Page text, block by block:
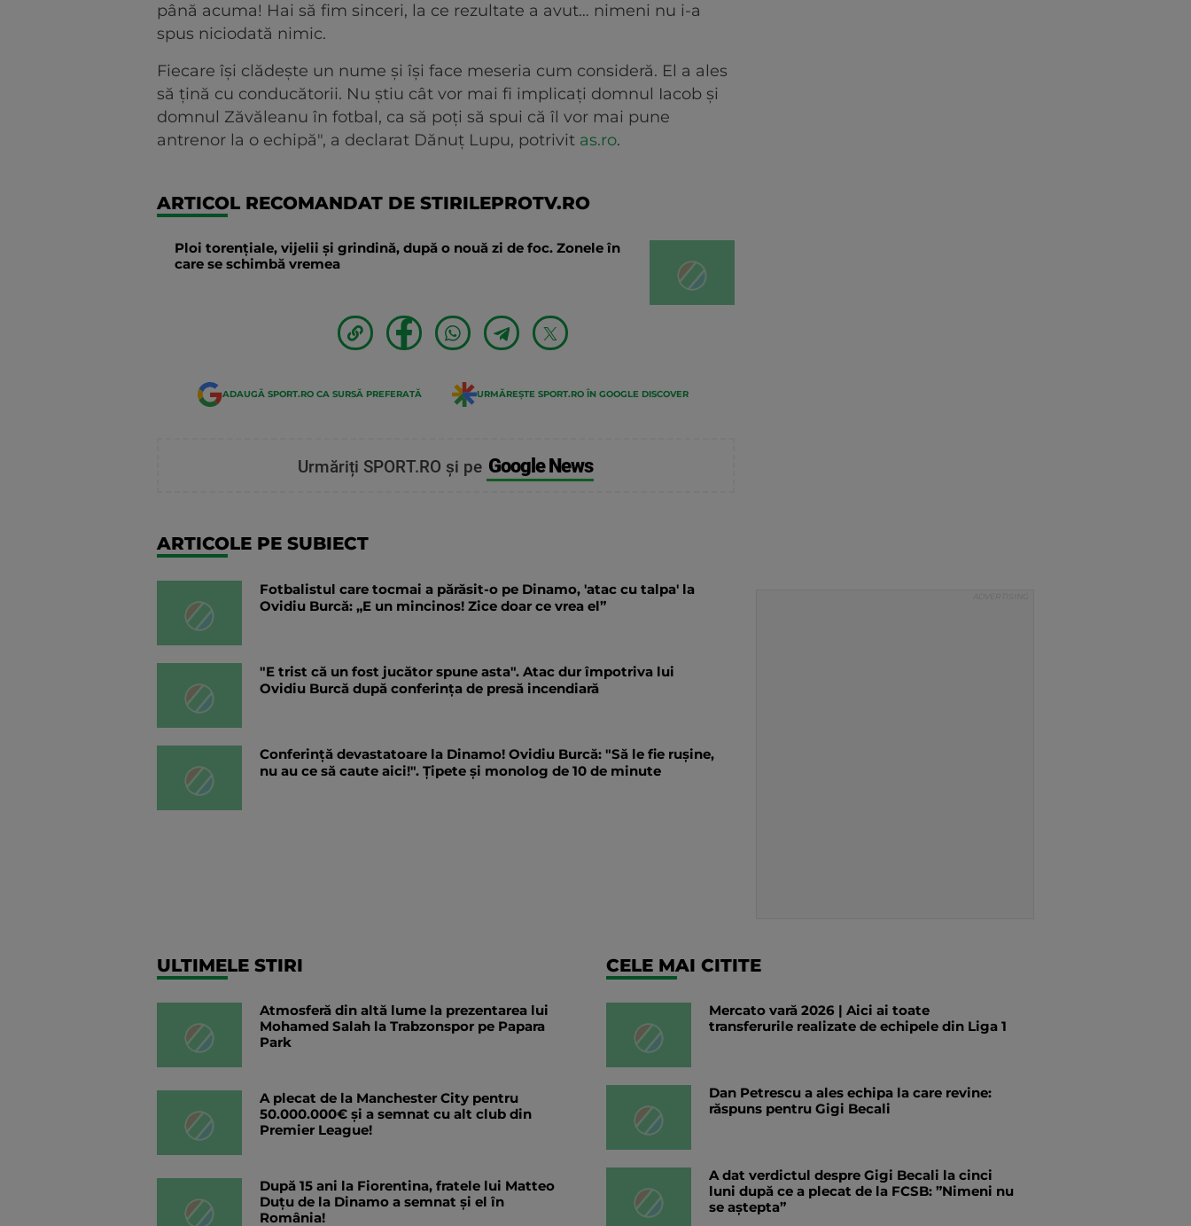
până acuma! Hai să fim sinceri, la ce rezultate a avut… nimeni nu i-a
spus niciodată nimic.
Fiecare își clădește un nume și își face meseria cum consideră. El a ales
să țină cu conducătorii. Nu știu cât vor mai fi implicați domnul Iacob și
domnul Zăvăleanu în fotbal, ca să poți să spui că îl vor mai pune
antrenor la o echipă", a declarat Dănuț Lupu, potrivit as.ro.
ARTICOL RECOMANDAT DE STIRILEPROTV.RO
Ploi torențiale, vijelii și grindină, după o nouă zi de foc. Zonele în
care se schimbă vremea
ADAUGĂ SPORT.RO CA SURSĂ PREFERATĂ URMĂREȘTE SPORT.RO ÎN GOOGLE DISCOVER
Urmăriți SPORT.RO și pe Google News
ARTICOLE PE SUBIECT
Fotbalistul care tocmai a părăsit-o pe Dinamo, 'atac cu talpa' la
Ovidiu Burcă: „E un mincinos! Zice doar ce vrea el”
"E trist că un fost jucător spune asta". Atac dur împotriva lui
Ovidiu Burcă după conferința de presă incendiară
Conferință devastatoare la Dinamo! Ovidiu Burcă: "Să le fie rușine,
nu au ce să caute aici!". Țipete și monolog de 10 de minute
ULTIMELE STIRI
Atmosferă din altă lume la prezentarea lui
Mohamed Salah la Trabzonspor pe Papara
Park
A plecat de la Manchester City pentru
50.000.000€ și a semnat cu alt club din
Premier League!
După 15 ani la Fiorentina, fratele lui Matteo
Duțu de la Dinamo a semnat și el în
România!
CELE MAI CITITE
Mercato vară 2026 | Aici ai toate
transferurile realizate de echipele din Liga 1
Dan Petrescu a ales echipa la care revine:
răspuns pentru Gigi Becali
A dat verdictul despre Gigi Becali la cinci
luni după ce a plecat de la FCSB: ”Nimeni nu
se aștepta”